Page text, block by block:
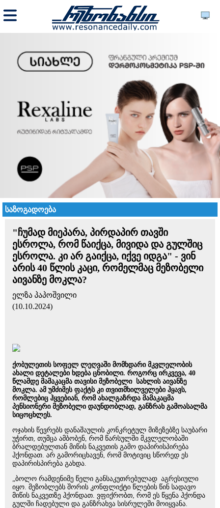
საზოგადოება
"ჩუმად მიეპარა, პირდაპირ თავში
ესროლა, რომ წაიქცა, მივიდა და გულშიც
ესროლა. კი არ გაიქცა, იქვე იდგა" - ვინ
არის 40 წლის კაცი, რომელმაც მეზობელი
აივანზე მოკლა?
ელზა პაპოშვილი
(10.10.2024)
ქობულეთის სოფელ ლეღვაში მომხდარი მკვლელობის
ახალი დეტალები ხდება ცნობილი. როგორც ირკვევა, 40
წლამდე მამაკაცმა თავისი მეზობელი სახლის აივანზე
მოკლა. ამ უმძიმეს ფაქტს კი თვითმხილველები ჰყავს,
რომლებიც ჰყვებიან, რომ ახალგაზრდა მამაკაცმა
პენსიონერი მეზობელი დაუნდობლად, განზრახ გამოასალმა
სიცოცხლეს.
ოჯახის წევრებს დანაშაულის კონკრეტულ მიზეზებზე საუბარი
უჭირთ, თუმცა ამბობენ, რომ წარსულში მკვლელობაში
ბრალდებულთან მიწის ნაკვეთის გამო დაპირისპირება
ჰქონდათ. არ გამორიცხავენ, რომ მოტივიც სწორედ ეს
დაპირისპირება გახდა.
„ბოლო რამდენიმე წელი განსაკუთრებულად აგრესიული
იყო. მეზობლებს შორის კონფლიქტი წლების წინ სადავო
მიწის ნაკვეთზე ჰქონდათ. ვფიქრობთ, რომ ეს წყენა ჰქონდა
გულში ჩადებული და განზრახვა სისრულეში მოიყვანა.